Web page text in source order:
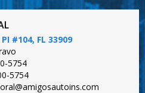
#104, FL 33909
5754
5754